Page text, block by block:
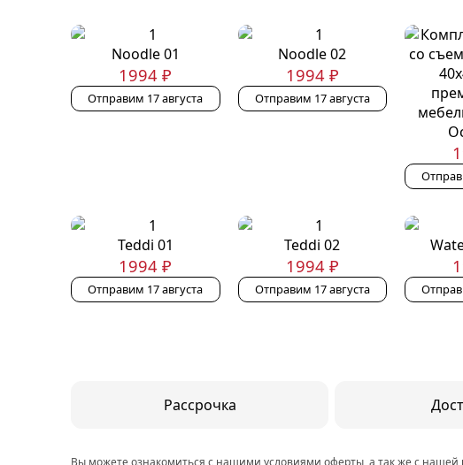
Noodle 01
1994 ₽
Отправим 17 августа
Noodle 02
1994 ₽
Отправим 17 августа
Teddi 01
1994 ₽
Отправим 17 августа
Teddi 02
1994 ₽
Отправим 17 августа
Рассрочка
Вы можете ознакомиться с нашими условиями оферты , а так же с нашей